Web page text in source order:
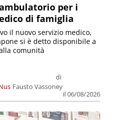
per i
di famiglia
di
Fausto Vassoney
il 06/08/2026
il nuovo servizio medico,
si è detto disponibile a
comunità